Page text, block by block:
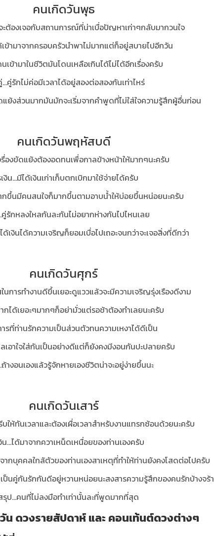
คนเกิดวันพุธ
ะต้องเจอกับสถานการณ์ที่น่าเบื่อปัญหาเก่าๆกลับมากวนใจ
เข้ามาจากครอบครัวนำพาไม่มากแต่ก็อยู่สบายไปอีกวัน
เข้ามาในชีวิตมันโดนเหลือเกินได้ไม่ได้อีกเรื่องครับ
คู่รักไม่ค่อมีเวลาได้อยู่สองต่อสองกันเท่าไหร่
ย้งส่วนมากมันมักจะเริ่มจากคำพูดที่ไม่ใส่ใจความรู้สึกผู้อื่นก่อน
คนเกิดวันพฤหัสบดี
รื่องขัดแย้งต้องอดทนเพื่อกาลข้างหน้าให้มากๆนะครับ
งิน...มีได้เงินเก่าเก็บตกเบิกมาใช้จ่ายได้ครับ
กขึ้นมีคนสนใจก็มากขึ้นตามอาบน้ำให้บ่อยขึ้นหน่อยนะครับ
รักหลงใหลกันละกันไม่อยากห่างกันไปไหนเลย
ด้เงินได้ความเจริญก็ยอมเบื่อไปเถอะจนกว่าจะเจอสิ่งที่ดีกว่า
คนเกิดวันศุกร์
นการทำงานดีขึ้นเยอะดูแววแล้วจะมีความเจริญรุ่งเรืองดีงาม
ากได้เยอะๆมากๆก็อย่ามั่วแต่รอช้าต้องทำเลยนะครับ
รที่ท่านรักความเป็นส่วนตัวทนความเหงาได้ดีเป็น
เอาใจใส่กันเป็นอย่างดีแต่ก็ยังคงมีงอนกันปะปลายครับ
างอนเองแล้วรู้จักหายเองชีวิตน่าจะอยู่ง่ายขึ้นนะ
คนเกิดวันเสาร์
บให้ทันเวลาและต้องเผื่อเวลาสำหรับงานแทรกซ้อนด้วยนะครับ
น...ได้มาจากควาเหน็ดเหนื่อยของท่านเองครับ
ากบุคคลใกล้ตัวของท่านเองสาเหตุที่ทำให้ท่านยังคงโสดต่อไปครับ
ป็นคู่กันรักกันดีอยู่หวานหน่อยนะสงสารความรู้สึกของคนรักบ้างจร้า
ป...คนที่ไม่ลงมือทำเท่านั้นละที่พูดมากที่สุด
น ดวงรายสัปดาห์ และ คอนเท้นต์ดวงต่างๆ